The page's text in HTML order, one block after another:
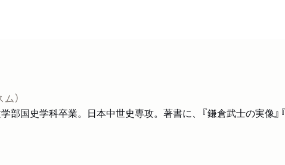
）
国史学科卒業。日本中世史専攻。著書に、『鎌倉武士の実像』